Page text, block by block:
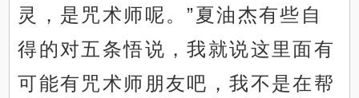
灵，是咒术师呢。”夏油杰有些自
得的对五条悟说，我就说这里面有
可能有咒术师朋友吧，我不是在帮